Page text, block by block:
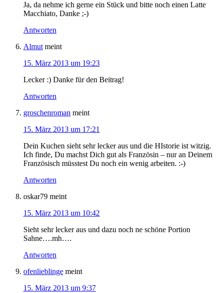
Ja, da nehme ich gerne ein Stück und bitte noch einen Latte
Macchiato, Danke ;-)
Antworten
Almut meint
15. März 2013 um 19:23
Lecker :) Danke für den Beitrag!
Antworten
groschenroman meint
15. März 2013 um 17:21
Dein Kuchen sieht sehr lecker aus und die HIstorie ist witzig.
Ich finde, Du machst Dich gut als Französin – nur an Deinem
Französisch müsstest Du noch ein wenig arbeiten. :-)
Antworten
oskar79 meint
15. März 2013 um 10:42
Sieht sehr lecker aus und dazu noch ne schöne Portion
Sahne….mh….
Antworten
ofenlieblinge meint
15. März 2013 um 9:37